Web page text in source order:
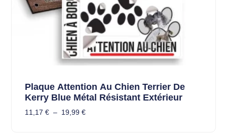
Plaque Attention Au Chien Terrier De
Kerry Blue Métal Résistant Extérieur
11,17 € – 19,99 €